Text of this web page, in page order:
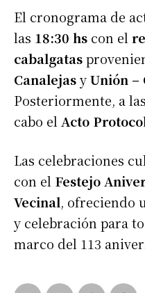
El cronograma de
las 18:30 hs con el
cabalgatas
CanalejasyUnión –
Posteriormente, a las
cabo el Acto
Las celebraciones
con el Festejo
Vecinal, ofreciendo
y celebración para
marco del 113